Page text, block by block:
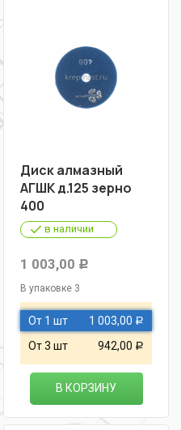
Диск алмазный
АГШК д.125 зерно
400
в наличии
1 003,00 Р
В упаковке 3
От 1 шт 1 003,00 Р
От 3 шт 942,00 Р
В КОРЗИНУ